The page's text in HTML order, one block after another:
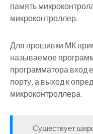
память
микроконтроллер.
Для прошивки МК
называемое
программатора вход
порту, а выход к
микроконтроллера.
Существует